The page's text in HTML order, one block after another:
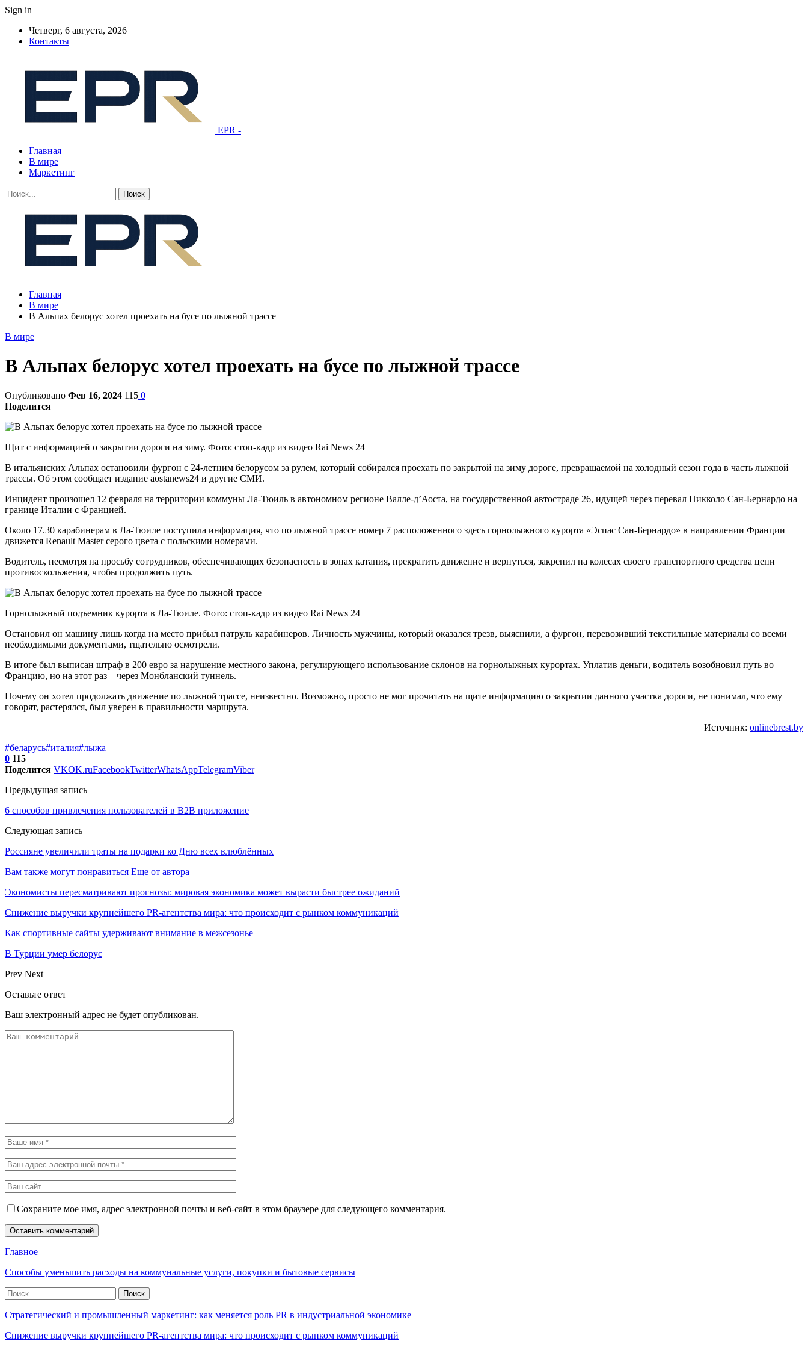
Sign in
Четверг, 6 августа, 2026
Контакты
EPR -
Главная
В мире
Маркетинг
Главная
В мире
В Альпах белорус хотел проехать на бусе по лыжной трассе
В мире
В Альпах белорус хотел проехать на бусе по лыжной трассе
Опубликовано Фев 16, 2024 115 0
Поделится
Щит с информацией о закрытии дороги на зиму. Фото: стоп-кадр из видео Rai News 24
В итальянских Альпах остановили фургон с 24-летним белорусом за рулем, который собирался проехать по закрытой на зиму дороге, превращаемой на холодный сезон года в часть лыжной
трассы. Об этом сообщает издание aostanews24 и другие СМИ.
Инцидент произошел 12 февраля на территории коммуны Ла-Тюиль в автономном регионе Валле-д’Аоста, на государственной автостраде 26, идущей через перевал Пикколо Сан-Бернардо на
границе Италии с Францией.
Около 17.30 карабинерам в Ла-Тюиле поступила информация, что по лыжной трассе номер 7 расположенного здесь горнолыжного курорта «Эспас Сан-Бернардо» в направлении Франции
движется Renault Master серого цвета с польскими номерами.
Водитель, несмотря на просьбу сотрудников, обеспечивающих безопасность в зонах катания, прекратить движение и вернуться, закрепил на колесах своего транспортного средства цепи
противоскольжения, чтобы продолжить путь.
Горнолыжный подъемник курорта в Ла-Тюиле. Фото: стоп-кадр из видео Rai News 24
Остановил он машину лишь когда на место прибыл патруль карабинеров. Личность мужчины, который оказался трезв, выяснили, а фургон, перевозивший текстильные материалы со всеми
необходимыми документами, тщательно осмотрели.
В итоге был выписан штраф в 200 евро за нарушение местного закона, регулирующего использование склонов на горнолыжных курортах. Уплатив деньги, водитель возобновил путь во
Францию, но на этот раз – через Монбланский туннель.
Почему он хотел продолжать движение по лыжной трассе, неизвестно. Возможно, просто не мог прочитать на щите информацию о закрытии данного участка дороги, не понимал, что ему
говорят, растерялся, был уверен в правильности маршрута.
Источник: onlinebrest.by
#беларусь#италия#лыжа
0 115
Поделится VKOK.ruFacebookTwitterWhatsAppTelegramViber
Предыдущая запись
6 способов привлечения пользователей в В2В приложение
Следующая запись
Россияне увеличили траты на подарки ко Дню всех влюблённых
Вам также могут понравиться Еще от автора
Экономисты пересматривают прогнозы: мировая экономика может вырасти быстрее ожиданий
Снижение выручки крупнейшего PR-агентства мира: что происходит с рынком коммуникаций
Как спортивные сайты удерживают внимание в межсезонье
В Турции умер белорус
Prev Next
Оставьте ответ
Ваш электронный адрес не будет опубликован.
Сохраните мое имя, адрес электронной почты и веб-сайт в этом браузере для следующего комментария.
Главное
Способы уменьшить расходы на коммунальные услуги, покупки и бытовые сервисы
Стратегический и промышленный маркетинг: как меняется роль PR в индустриальной экономике
Снижение выручки крупнейшего PR-агентства мира: что происходит с рынком коммуникаций